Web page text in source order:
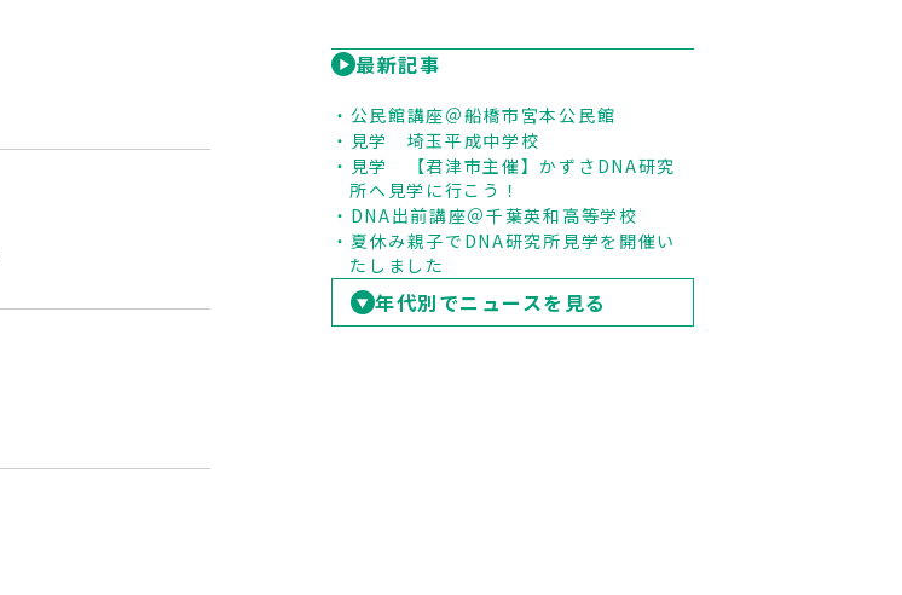
最新記事
公民館講座＠船橋市宮本公民館
見学 埼玉平成中学校
見学 【君津市主催】かずさDNA研究
所へ見学に行こう！
DNA出前講座＠千葉英和高等学校
夏休み親子でDNA研究所見学を開催い
たしました
年代別でニュースを見る